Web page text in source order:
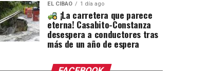
EL CIBAO 1 día ago
¡La carretera que parece
eterna! Casabito-Constanza
desespera a conductores tras
más de un año de espera